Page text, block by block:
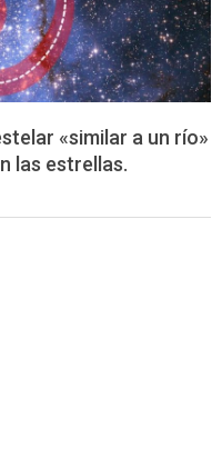
«similar a un río»
las estrellas.